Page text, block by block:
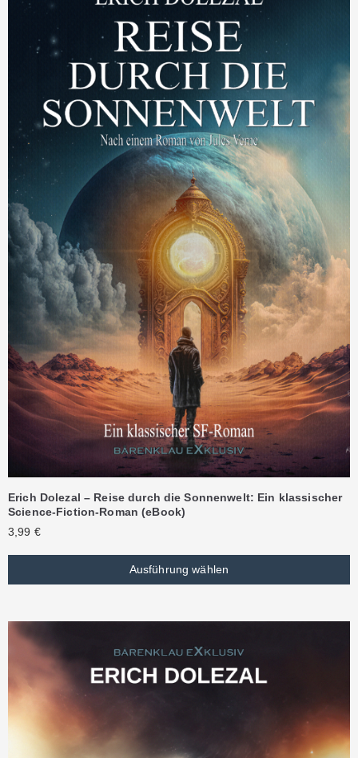
Erich Dolezal – Reise durch die Sonnenwelt: Ein klassischer
Science-Fiction-Roman (eBook)
3,99 €
Ausführung wählen